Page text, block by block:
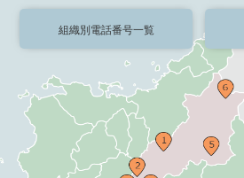
組織別電話番号一覧